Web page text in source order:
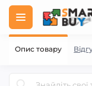
Опис товару